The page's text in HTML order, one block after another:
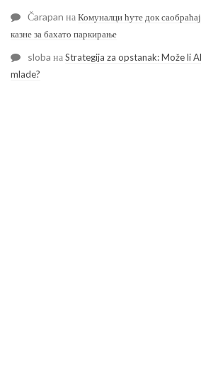
Čarapan наКомуналци ћуте док
казне за бахато паркирање
sloba наStrategija za opstanak: Može li
mlade?